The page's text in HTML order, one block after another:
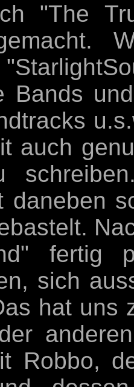
"The
Bands
auch
daneben
fertig
sich
hat uns
Robbo,